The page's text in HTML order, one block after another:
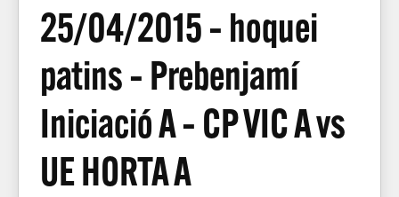
25/04/2015 – hoquei
patins – Prebenjamí
Iniciació A – CP VIC A vs
UE HORTA A